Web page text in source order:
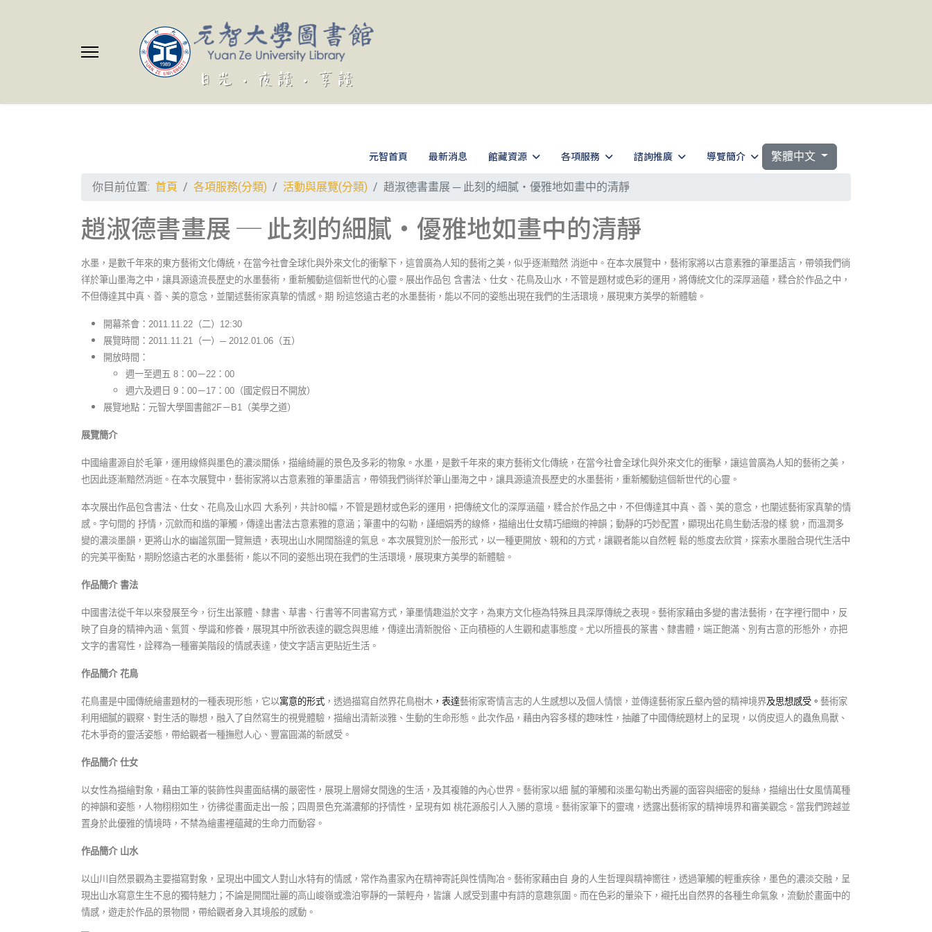
元智首頁 最新消息 館藏資源 各項服務 諮詢推廣 導覽簡介 選擇你的語言
繁體中文
你目前位置: 首頁 各項服務(分類) 活動與展覽(分類) 趙淑德書畫展 ─ 此刻的細膩‧優雅地如畫中的清靜
趙淑德書畫展 ─ 此刻的細膩‧優雅地如畫中的清靜
水墨，是數千年來的東方藝術文化傳統，在當今社會全球化與外來文化的衝擊下，這曾廣為人知的藝術之美，似乎逐漸黯然 消逝中。在本次展覽中，藝術家將以古意素雅的筆墨語言，帶領我們徜
徉於筆山墨海之中，讓具源遠流長歷史的水墨藝術，重新觸動這個新世代的心靈。展出作品包 含書法、仕女、花鳥及山水，不管是題材或色彩的運用，將傳統文化的深厚涵蘊，糅合於作品之中，
不但傳達其中真、善、美的意念，並闡述藝術家真摯的情感。期 盼這悠遠古老的水墨藝術，能以不同的姿態出現在我們的生活環境，展現東方美學的新體驗。
開幕茶會：2011.11.22（二）12:30
展覽時間：2011.11.21（一）─ 2012.01.06（五）
開放時間：
週一至週五 8：00－22：00
週六及週日 9：00－17：00（國定假日不開放）
展覽地點：元智大學圖書館2F－B1（美學之道）
展覽簡介
中國繪畫源自於毛筆，運用線條與墨色的濃淡關係，描繪綺麗的景色及多彩的物象。水墨，是數千年來的東方藝術文化傳統，在當今社會全球化與外來文化的衝擊，讓這曾廣為人知的藝術之美，
也因此逐漸黯然消逝。在本次展覽中，藝術家將以古意素雅的筆墨語言，帶領我們徜徉於筆山墨海之中，讓具源遠流長歷史的水墨藝術，重新觸動這個新世代的心靈。
本次展出作品包含書法、仕女、花鳥及山水四 大系列，共計80幅，不管是題材或色彩的運用，把傳統文化的深厚涵蘊，糅合於作品之中，不但傳達其中真、善、美的意念，也闡述藝術家真摯的情
感。字句間的 抒情，沉歛而和諧的筆觸，傳達出書法古意素雅的意涵；筆畫中的勾勒，謹細娟秀的線條，描繪出仕女精巧細緻的神韻；動靜的巧妙配置，顯現出花鳥生動活潑的樣 貌，而溫潤多
變的濃淡墨韻，更將山水的幽謐氛圍一覽無遺，表現出山水開闊豁達的氣息。本次展覽別於一般形式，以一種更開放、親和的方式，讓觀者能以自然輕 鬆的態度去欣賞，探索水墨融合現代生活中
的完美平衡點，期盼悠遠古老的水墨藝術，能以不同的姿態出現在我們的生活環境，展現東方美學的新體驗。
作品簡介 書法
中國書法從千年以來發展至今，衍生出篆體、隸書、草書、行書等不同書寫方式，筆墨情趣溢於文字，為東方文化極為特殊且具深厚傳統之表現。藝術家藉由多變的書法藝術，在字裡行間中，反
映了自身的精神內涵、氣質、學識和修養，展現其中所欲表達的觀念與思維，傳達出清新脫俗、正向積極的人生觀和處事態度。尤以所擅長的篆書、隸書體，端正飽滿、別有古意的形態外，亦把
文字的書寫性，詮釋為一種審美階段的情感表達，使文字語言更貼近生活。
作品簡介 花鳥
花鳥畫是中國傳統繪畫題材的一種表現形態，它以寓意的形式 ，透過描寫自然界花鳥樹木 ， 表達藝術家寄情言志的人生感想以及個人情懷，並傳達藝術家丘壑內營的精神境界及思想感受。 藝術家
利用細膩的觀察、對生活的聯想，融入了自然寫生的視覺體驗，描繪出清新淡雅、生動的生命形態。此次作品，藉由內容多樣的趣味性，抽離了中國傳統題材上的呈現，以俏皮逗人的蟲魚鳥獸、
花木爭奇的靈活姿態，帶給觀者一種撫慰人心、豐富圓滿的新感受。
作品簡介 仕女
以女性為描繪對象，藉由工筆的裝飾性與畫面結構的嚴密性，展現上層婦女閒逸的生活，及其複雜的內心世界。藝術家以細 膩的筆觸和淡墨勾勒出秀麗的面容與細密的髮絲，描繪出仕女風情萬種
的神韻和姿態，人物栩栩如生，彷彿從畫面走出一般；四周景色充滿濃郁的抒情性，呈現有如 桃花源般引人入勝的意境。藝術家筆下的靈魂，透露出藝術家的精神境界和審美觀念。當我們跨越並
置身於此優雅的情境時，不禁為繪畫裡蘊藏的生命力而動容。
作品簡介 山水
以山川自然景觀為主要描寫對象，呈現出中國文人對山水特有的情感，常作為畫家內在精神寄託與性情陶冶。藝術家藉由自 身的人生哲理與精神嚮往，透過筆觸的輕重疾徐，墨色的濃淡交融，呈
現出山水寫意生生不息的獨特魅力；不論是開闊壯麗的高山峻嶺或澹泊寧靜的一葉輕舟，皆讓 人感受到畫中有詩的意趣氛圍。而在色彩的暈染下，襯托出自然界的各種生命氣象，流動於畫面中的
情感，遊走於作品的景物間，帶給觀者身入其境般的感動。